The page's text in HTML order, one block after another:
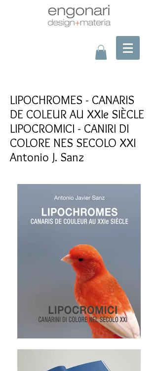
LIPOCHROMES - CANARIS
DE COLEUR AU XXIe SIÈCLE
LIPOCROMICI - CANIRI DI
COLORE NES SECOLO XXI
Antonio J. Sanz